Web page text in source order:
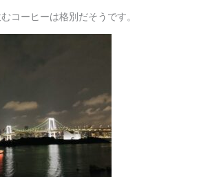
コーヒーは格別だそうです。